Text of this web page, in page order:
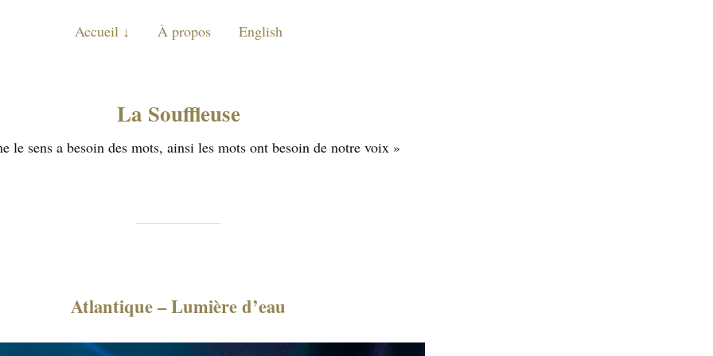
Accueil À propos English
La Souffleuse
le sens a besoin des mots, ainsi les mots ont besoin de notre voix »
Atlantique – Lumière d’eau